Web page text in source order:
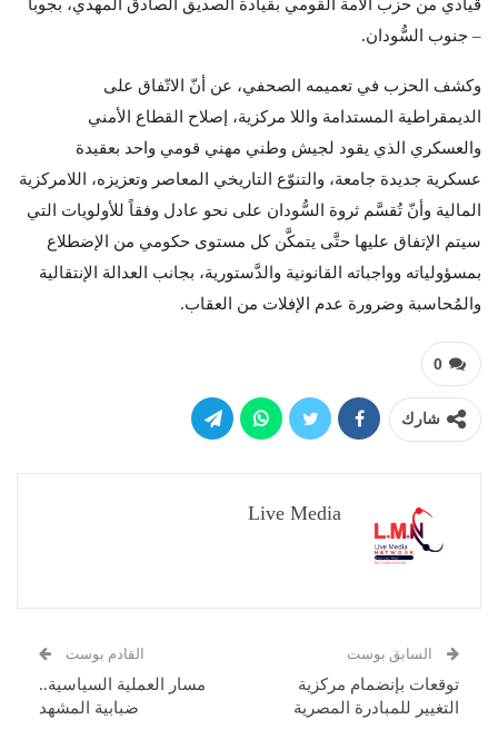
قيادي من حزب الأمة القومي بقيادة الصديق الصادق المهدي، بجوبا
– جنوب السُّودان.
وكشف الحزب في تعميمه الصحفي، عن أنّ الاتّفاق على
الديمقراطية المستدامة واللا مركزية، إصلاح القطاع الأمني
والعسكري الذي يقود لجيش وطني مهني قومي واحد بعقيدة
عسكرية جديدة جامعة، والتنوّع التاريخي المعاصر وتعزيزه، اللامركزية
المالية وأنّ تُقسَّم ثروة السُّودان على نحو عادل وفقاً للأولويات التي
سيتم الإتفاق عليها حتَّى يتمكَّن كل مستوى حكومي من الإضطلاع
بمسؤولياته وواجباته القانونية والدَّستورية، بجانب العدالة الإنتقالية
والمُحاسبة وضرورة عدم الإفلات من العقاب.
0
شارك
Live Media
السابق بوست
توقعات بإنضمام مركزية
التغيير للمبادرة المصرية
القادم بوست
مسار العملية السياسية..
ضبابية المشهد